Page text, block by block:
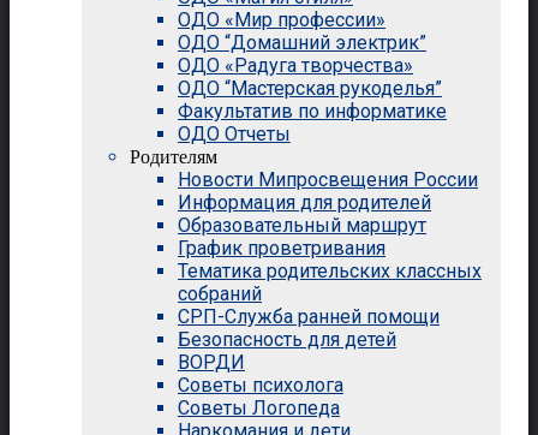
ОДО «Мир профессии»
ОДО “Домашний электрик”
ОДО «Радуга творчества»
ОДО “Мастерская рукоделья”
Факультатив по информатике
ОДО Отчеты
Родителям
Новости Мипросвещения России
Информация для родителей
Образовательный маршрут
График проветривания
Тематика родительских классных
собраний
СРП-Служба ранней помощи
Безопасность для детей
ВОРДИ
Советы психолога
Советы Логопеда